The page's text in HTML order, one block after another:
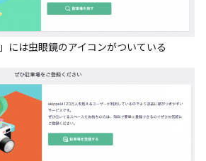
には虫眼鏡のアイコンがついている